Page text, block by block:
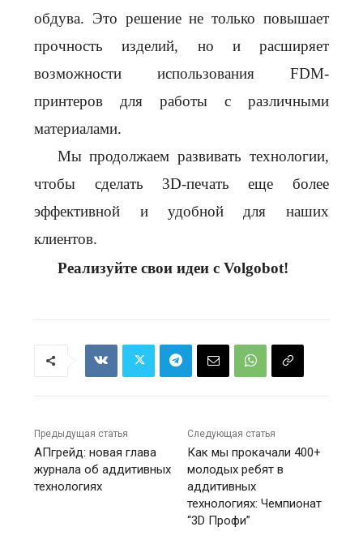
обдува. Это решение не только повышает
прочность изделий, но и расширяет
возможности использования FDM-
принтеров для работы с различными
материалами.
Мы продолжаем развивать технологии,
чтобы сделать 3D-печать еще более
эффективной и удобной для наших
клиентов.
Реализуйте свои идеи с Volgobot!
Предыдущая статья
АПгрейд: новая глава
журнала об аддитивных
технологиях
Следующая статья
Как мы прокачали 400+
молодых ребят в
аддитивных
технологиях: Чемпионат
“3D Профи”